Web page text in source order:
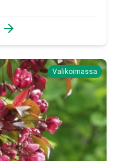
arrow_forward
Valikoimassa